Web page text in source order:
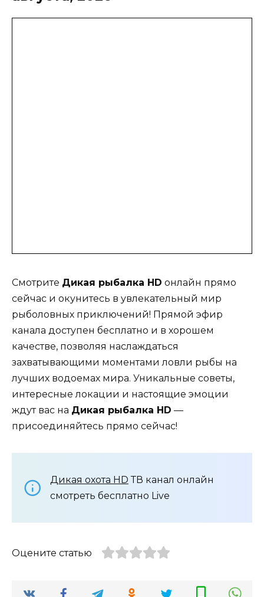
Смотрите Дикая рыбалка HD онлайн прямо
сейчас и окунитесь в увлекательный мир
рыболовных приключений! Прямой эфир
канала доступен бесплатно и в хорошем
качестве, позволяя наслаждаться
захватывающими моментами ловли рыбы на
лучших водоемах мира. Уникальные советы,
интересные локации и настоящие эмоции
ждут вас на Дикая рыбалка HD —
присоединяйтесь прямо сейчас!
Дикая охота HD ТВ канал онлайн
смотреть бесплатно Live
Оцените статью